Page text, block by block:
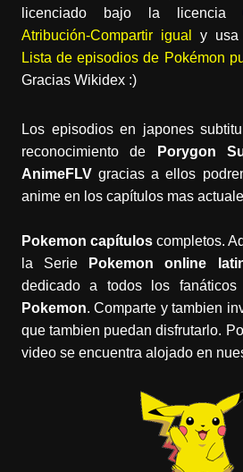
licenciado bajo la licencia
Atribución-Compartir igual
y usa
Lista de episodios de Pokémon
Gracias Wikidex :)
Los episodios en japones
reconocimiento de
Porygon
AnimeFLVgracias a ellos
anime en los capítulos mas
Pokemon capítuloscompletos.
la Serie
Pokemon online
dedicado a todos los
Pokemon. Comparte y tambien
que tambien puedan disfrutarlo.
video se encuentra alojado en